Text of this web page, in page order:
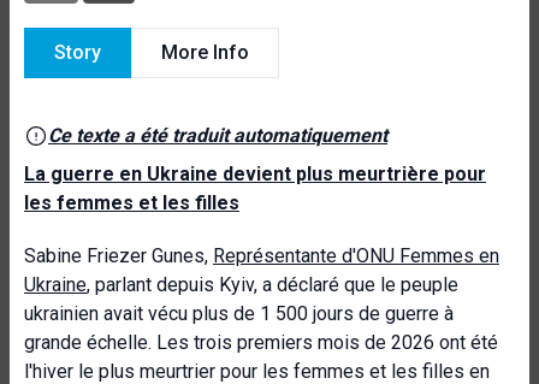
Story More Info
Ce texte a été traduit automatiquement
La guerre en Ukraine devient plus meurtrière pour
les femmes et les filles
Sabine Friezer Gunes, Représentante d'ONU Femmes en
Ukraine, parlant depuis Kyiv, a déclaré que le peuple
ukrainien avait vécu plus de 1 500 jours de guerre à
grande échelle. Les trois premiers mois de 2026 ont été
l'hiver le plus meurtrier pour les femmes et les filles en